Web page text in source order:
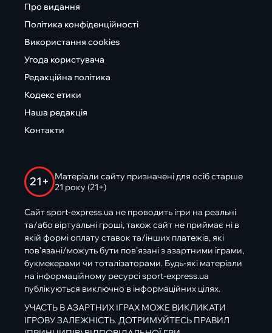
Про видання
Політика конфіденційності
Використання cookies
Угода користувача
Редакційна політика
Кодекс етики
Наша редакція
Контакти
21+
Матеріали сайту призначені для осіб старше
21 року (21+)
Сайт sport-express.ua не проводить ігри на реальні
та/або віртуальні гроші, також сайт не приймає ні в
якій формі оплату ставок та/інших платежів, які
пов’язані/можуть бути пов’язані з азартними іграми,
букмекерами чи тоталізаторами. Будь-які матеріали
на інформаційному ресурсі sport-express.ua
публікуються виключно в інформаційних цілях.
УЧАСТЬ В АЗАРТНИХ ІГРАХ МОЖЕ ВИКЛИКАТИ
ІГРОВУ ЗАЛЕЖНІСТЬ. ДОТРИМУЙТЕСЬ ПРАВИЛ